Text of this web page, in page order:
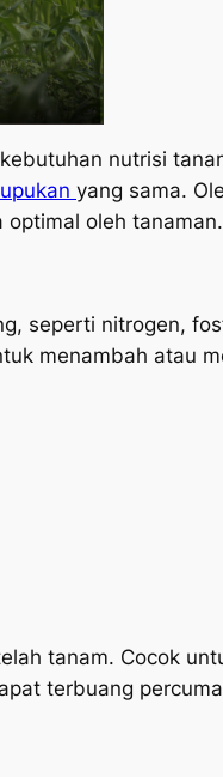
nutrisi
yang sama.
oleh tanaman.
seperti nitrogen,
menambah atau
tanam. Cocok
terbuang